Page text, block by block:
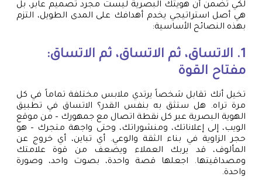
لكي تضمن أن هويتك البصرية ليست مجرد تصميم عابر، بل
هي أصل استراتيجي يخدم أهدافك على المدى الطويل، التزم
بهذه النصائح الأساسية:
1. الاتساق، ثم الاتساق، ثم الاتساق:
مفتاح القوة
تخيل أنك تقابل شخصاً يرتدي ملابس مختلفة تماماً في كل
مرة تراه. هل ستثق به بنفس القدر؟ الاتساق في تطبيق
الهوية البصرية عبر كل نقطة اتصال مع جمهورك – من موقع
الويب، إلى إعلاناتك، ومنشوراتك، وحتى واجهة متجرك – هو
حجر الزاوية في بناء الثقة والوعي. أي تباين، أي خروج عن
المألوف، قد يربك العملاء ويضعف من قوة علامتك
ومصداقيتها. اجعلها قصة واحدة، بصوت واحد، وصورة
واحدة.